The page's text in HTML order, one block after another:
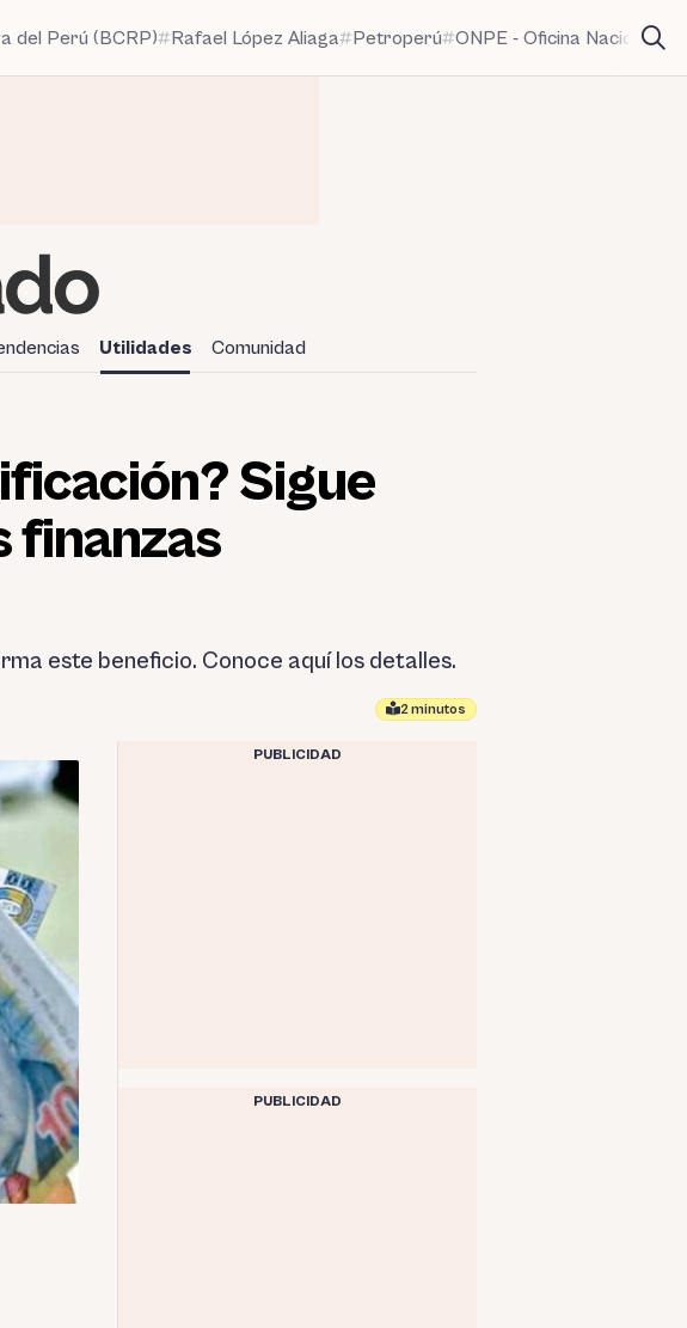
del Perú (BCRP) Rafael López Aliaga Petroperú ONPE - Oficina Nacional
Utilidades Comunidad
Sigue
finanzas
este beneficio. Conoce aquí los detalles.
2 minutos
PUBLICIDAD
PUBLICIDAD